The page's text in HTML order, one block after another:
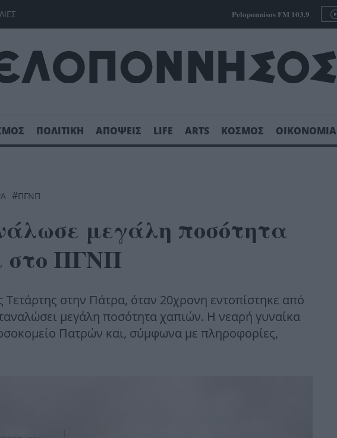
Peloponnisos FM 103.9
ΠΟΛΙΤΙΚΗ ΑΠΟΨΕΙΣ LIFE ARTS ΚΟΣΜΟΣ ΟΙΚΟΝΟΜΙΑ
#ΠΓΝΠ
μεγάλη ποσότητα
στο ΠΓΝΠ
στην Πάτρα, όταν 20χρονη εντοπίστηκε από
μεγάλη ποσότητα χαπιών. Η νεαρή γυναίκα
Πατρών και, σύμφωνα με πληροφορίες,